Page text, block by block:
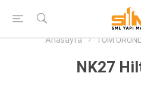
Anasayfa TÜM
NK27